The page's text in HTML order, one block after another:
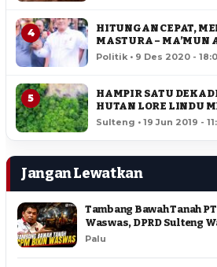
4
HITUNGAN CEPAT,
MASTURA – MA’MUN
SULTENG
Politik • 9 Des 2020 -
5
HAMPIR SATU
HUTAN LORE LINDU
HEKTAR
Sulteng • 19 Jun 2019 -
Jangan Lewatkan
Tambang Bawah Tanah
Waswas, DPRD Sulteng
Palu